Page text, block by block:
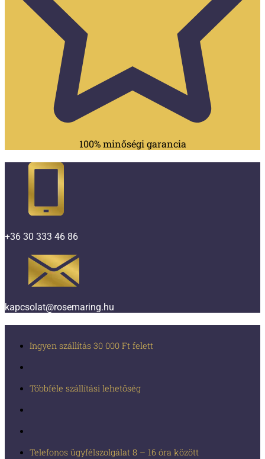
100% minőségi garancia
+36 30 333 46 86
kapcsolat@rosemaring.hu
Ingyen szállítás 30 000 Ft felett
Többféle szállítási lehetőség
Telefonos ügyfélszolgálat 8 – 16 óra között